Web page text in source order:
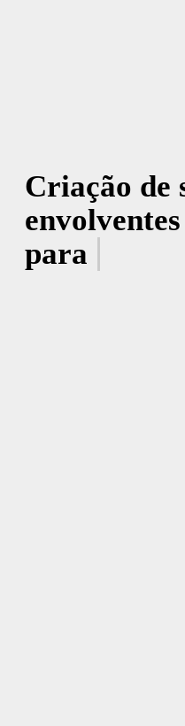
Criação de
para